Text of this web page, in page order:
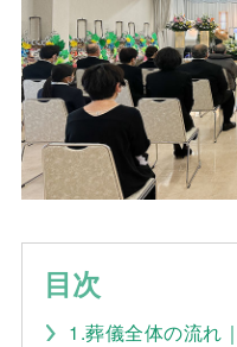
目次
1.葬儀全体の流れ